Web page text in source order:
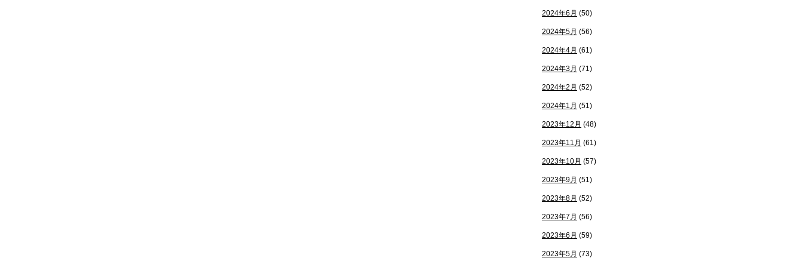
2024年6月 (50)
2024年5月 (56)
2024年4月 (61)
2024年3月 (71)
2024年2月 (52)
2024年1月 (51)
2023年12月 (48)
2023年11月 (61)
2023年10月 (57)
2023年9月 (51)
2023年8月 (52)
2023年7月 (56)
2023年6月 (59)
2023年5月 (73)